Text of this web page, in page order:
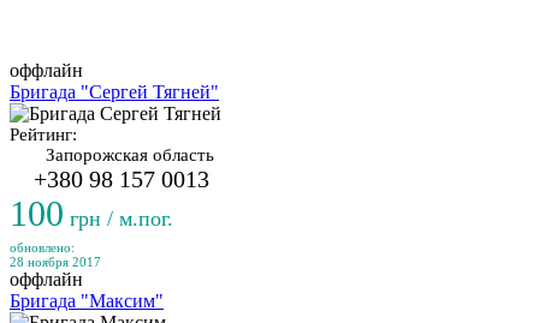
оффлайн
Бригада "Сергей Тягней"
Рейтинг:
Запорожская область
+380 98 157 0013
100 грн / м.пог.
обновлено:
28 ноября 2017
оффлайн
Бригада "Максим"